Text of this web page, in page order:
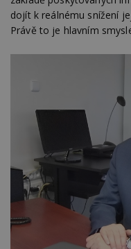
dojít k reálnému snížení
Právě to je hlavním